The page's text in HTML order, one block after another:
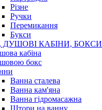
Різне
Ручки
Перемикання
Букси
КАБІНИ, БОКСИ
кабіна
бокс
Ванна сталева
Ванна кам'яна
Ванна гідромасажна
Штори на ванну